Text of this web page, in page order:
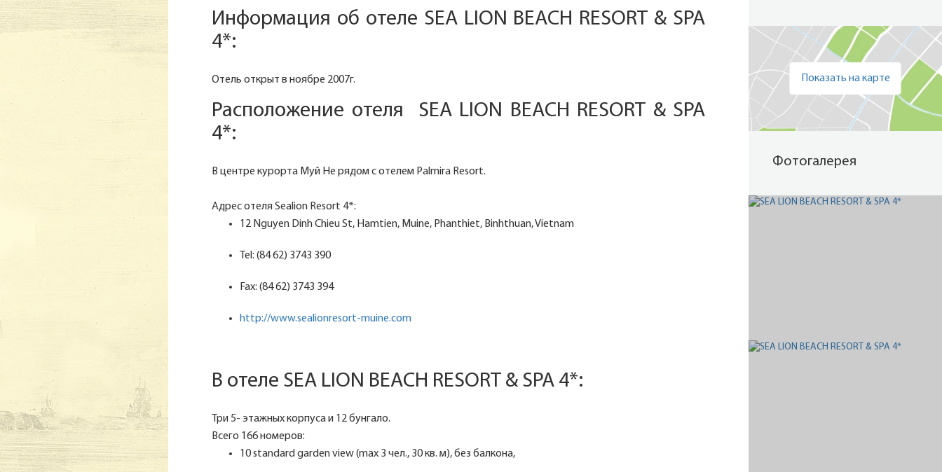
Информация об отеле SEA LION BEACH RESORT & SPA
4*:
Отель открыт в ноябре 2007г.
Расположение отеля SEA LION BEACH RESORT & SPA
4*:
В центре курорта Муй Не рядом с отелем Palmira Resort.
Адрес отеля Sealion Resort 4*:
12 Nguyen Dinh Chieu St, Hamtien, Muine, Phanthiet, Binhthuan, Vietnam
Tel: (84 62) 3743 390
Fax: (84 62) 3743 394
http://www.sealionresort-muine.com
В отеле SEA LION BEACH RESORT & SPA 4*:
Три 5- этажных корпуса и 12 бунгало.
Всего 166 номеров:
10 standard garden view (max 3 чел., 30 кв. м), без балкона,
Показать на карте
Фотогалерея